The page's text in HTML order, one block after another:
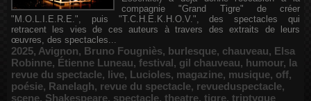
compagnie "Grand Tigre" de créer
"M.O.L.I.E.R.E.", puis "T.C.H.E.K.H.O.V.", des spectacles qui
retracent les vies de ces auteurs à travers des extraits de leurs
œuvres, des spectacles...
2025, Avignon, Bruno Fougniès, burlesque, chauveau, Elsa
Robinne, Étienne Luneau, festival, gil chauveau, humour, la
revue du spectacle, live, Lucioles, magazine, musique, off,
poésie, Ranelagh, revue du spectacle, revueduspectacle,
scene, Shakespeare, spectacle, theatre, tigre, triptyque